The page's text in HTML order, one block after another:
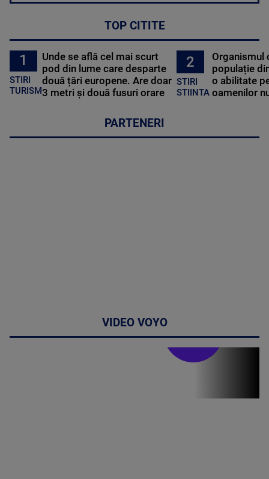
TOP CITITE
1
STIRI
TURISM
Unde se află cel mai scurt
pod din lume care desparte
două țări europene. Are doar
3 metri și două fusuri orare
2
STIRI
STIINTA
Organismul
populație
o abilitate
oamenilor
PARTENERI
VIDEO VOYO